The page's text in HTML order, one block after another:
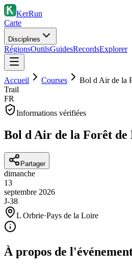
KerRun
Carte
Disciplines
RégionsOutilsGuidesRecordsExplorer
Accueil Courses
Bol d Air de la
Trail
FR
Informations vérifiées
Bol d Air de la Forêt de
Partager
dimanche
13
septembre 2026
J-38
L Orbrie·Pays de la Loire
À propos de